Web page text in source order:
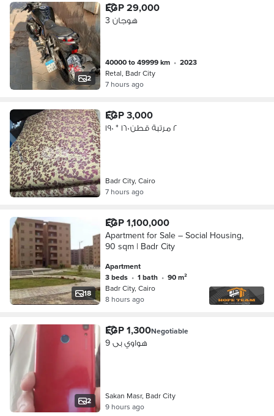
2
EGP 29,000
هوجان 3
40000 to 49999 km •
2023
Retal, Badr City
7 hours ago
EGP 3,000
٢ مرتبة قطن ١٦٠ * ١٩٠
Badr City, Cairo
7 hours ago
18
EGP 1,100,000
Apartment for Sale – Social Housing,
90 sqm | Badr City
Apartment
3 beds • 1 bath •
90 m²
Badr City, Cairo
8 hours ago
2
EGP 1,300Negotiable
هواوي بى 9
Sakan Masr, Badr City
9 hours ago